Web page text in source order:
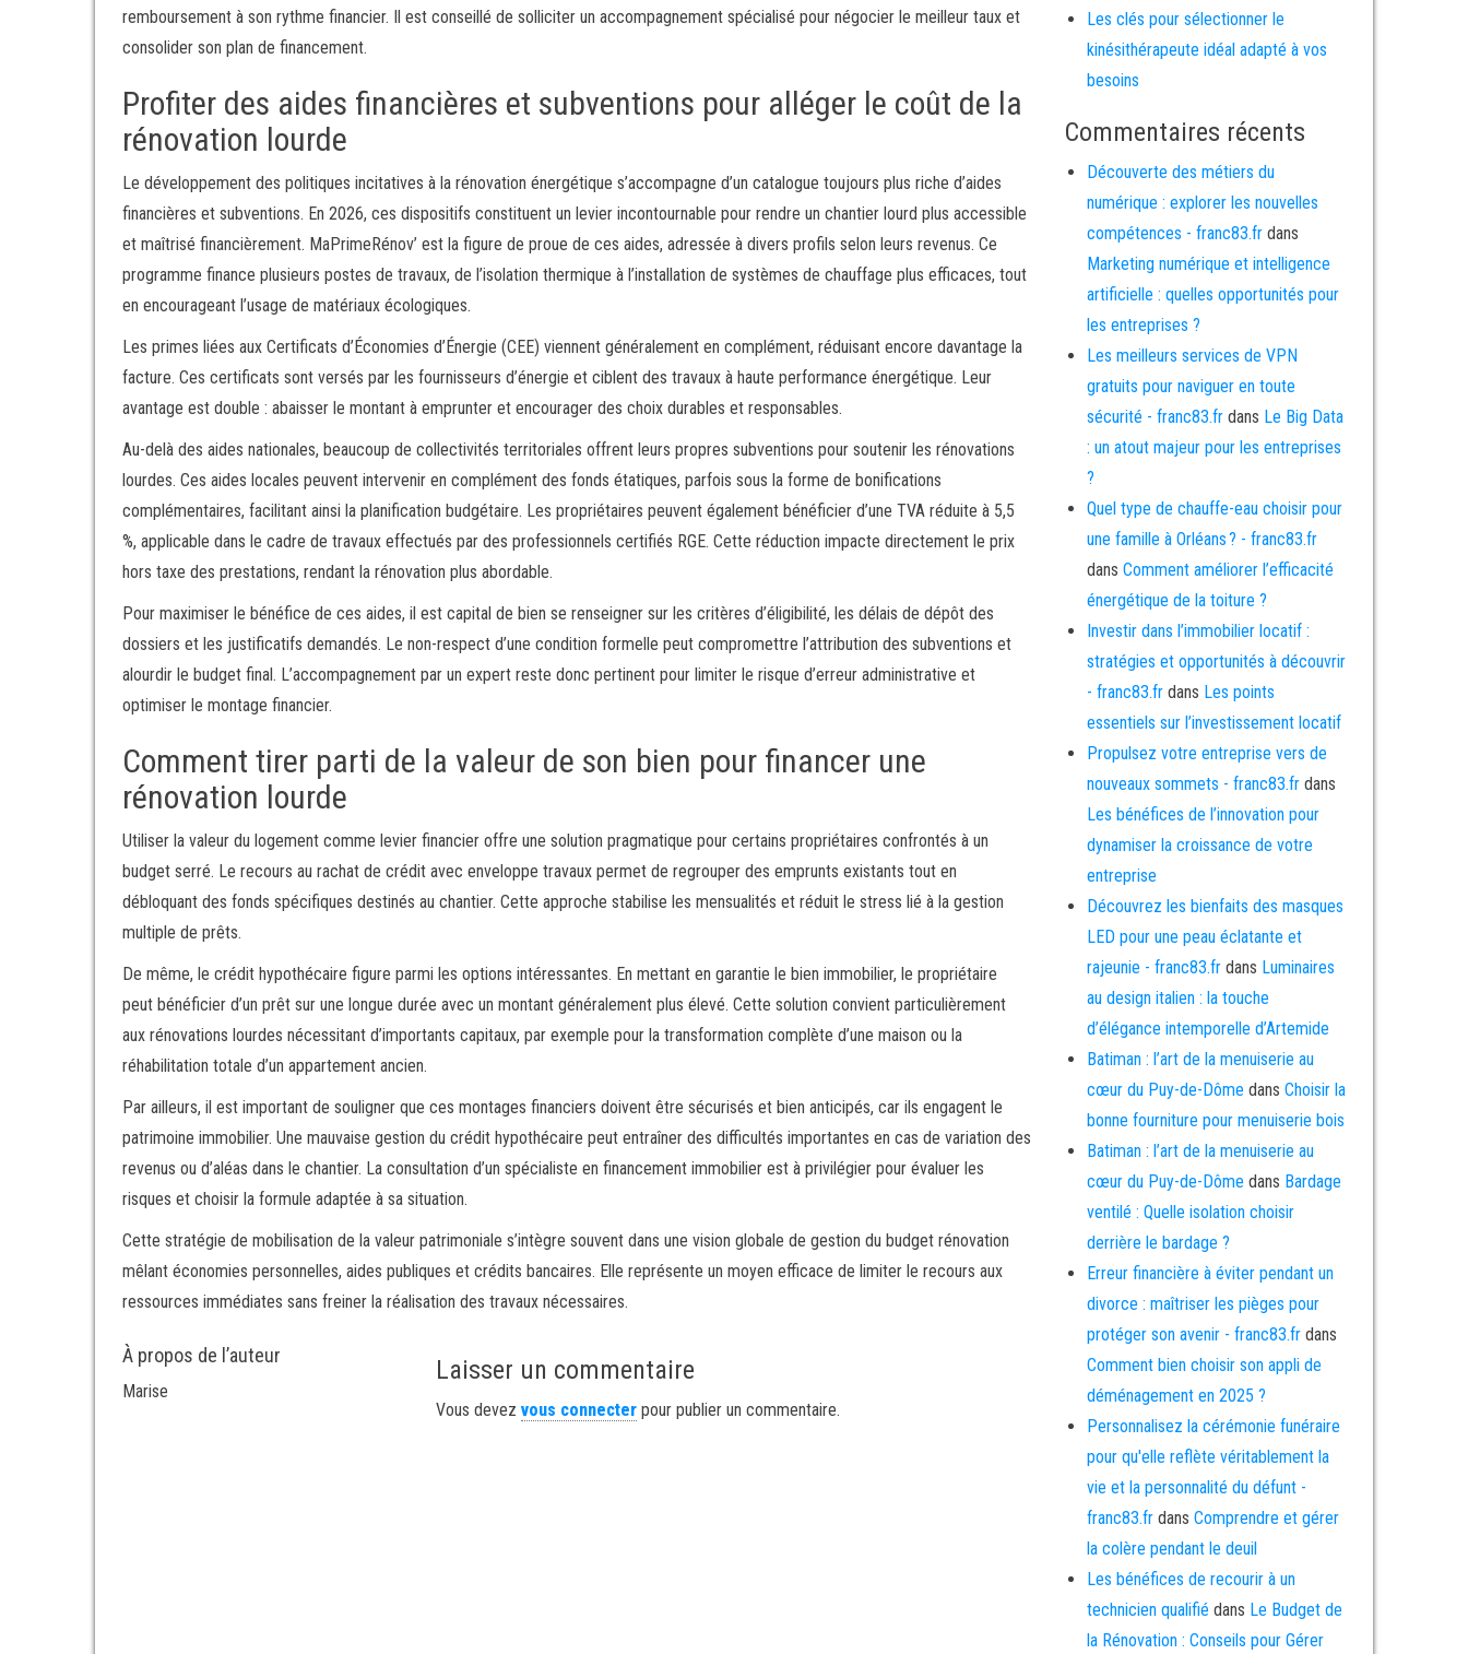
remboursement à son rythme financier. Il est conseillé de solliciter un accompagnement spécialisé pour négocier le meilleur taux et
consolider son plan de financement.
Profiter des aides financières et subventions pour alléger le coût de la
rénovation lourde
Le développement des politiques incitatives à la rénovation énergétique s’accompagne d’un catalogue toujours plus riche d’aides
financières et subventions. En 2026, ces dispositifs constituent un levier incontournable pour rendre un chantier lourd plus accessible
et maîtrisé financièrement. MaPrimeRénov’ est la figure de proue de ces aides, adressée à divers profils selon leurs revenus. Ce
programme finance plusieurs postes de travaux, de l’isolation thermique à l’installation de systèmes de chauffage plus efficaces, tout
en encourageant l’usage de matériaux écologiques.
Les primes liées aux Certificats d’Économies d’Énergie (CEE) viennent généralement en complément, réduisant encore davantage la
facture. Ces certificats sont versés par les fournisseurs d’énergie et ciblent des travaux à haute performance énergétique. Leur
avantage est double : abaisser le montant à emprunter et encourager des choix durables et responsables.
Au-delà des aides nationales, beaucoup de collectivités territoriales offrent leurs propres subventions pour soutenir les rénovations
lourdes. Ces aides locales peuvent intervenir en complément des fonds étatiques, parfois sous la forme de bonifications
complémentaires, facilitant ainsi la planification budgétaire. Les propriétaires peuvent également bénéficier d’une TVA réduite à 5,5
%, applicable dans le cadre de travaux effectués par des professionnels certifiés RGE. Cette réduction impacte directement le prix
hors taxe des prestations, rendant la rénovation plus abordable.
Pour maximiser le bénéfice de ces aides, il est capital de bien se renseigner sur les critères d’éligibilité, les délais de dépôt des
dossiers et les justificatifs demandés. Le non-respect d’une condition formelle peut compromettre l’attribution des subventions et
alourdir le budget final. L’accompagnement par un expert reste donc pertinent pour limiter le risque d’erreur administrative et
optimiser le montage financier.
Comment tirer parti de la valeur de son bien pour financer une
rénovation lourde
Utiliser la valeur du logement comme levier financier offre une solution pragmatique pour certains propriétaires confrontés à un
budget serré. Le recours au rachat de crédit avec enveloppe travaux permet de regrouper des emprunts existants tout en
débloquant des fonds spécifiques destinés au chantier. Cette approche stabilise les mensualités et réduit le stress lié à la gestion
multiple de prêts.
De même, le crédit hypothécaire figure parmi les options intéressantes. En mettant en garantie le bien immobilier, le propriétaire
peut bénéficier d’un prêt sur une longue durée avec un montant généralement plus élevé. Cette solution convient particulièrement
aux rénovations lourdes nécessitant d’importants capitaux, par exemple pour la transformation complète d’une maison ou la
réhabilitation totale d’un appartement ancien.
Par ailleurs, il est important de souligner que ces montages financiers doivent être sécurisés et bien anticipés, car ils engagent le
patrimoine immobilier. Une mauvaise gestion du crédit hypothécaire peut entraîner des difficultés importantes en cas de variation des
revenus ou d’aléas dans le chantier. La consultation d’un spécialiste en financement immobilier est à privilégier pour évaluer les
risques et choisir la formule adaptée à sa situation.
Cette stratégie de mobilisation de la valeur patrimoniale s’intègre souvent dans une vision globale de gestion du budget rénovation
mêlant économies personnelles, aides publiques et crédits bancaires. Elle représente un moyen efficace de limiter le recours aux
ressources immédiates sans freiner la réalisation des travaux nécessaires.
À propos de l’auteur
Marise
Laisser un commentaire
Vous devezvous connecter pour publier un commentaire.
Les clés pour sélectionner le
kinésithérapeute idéal adapté à vos
besoins
Commentaires récents
Découverte des métiers du
numérique : explorer les nouvelles
compétences - franc83.frdans
Marketing numérique et intelligence
artificielle : quelles opportunités pour
les entreprises ?
Les meilleurs services de VPN
gratuits pour naviguer en toute
sécurité - franc83.frdans Le Big Data
: un atout majeur pour les entreprises
?
Quel type de chauffe-eau choisir pour
une famille à Orléans ? - franc83.fr
dans Comment améliorer l’efficacité
énergétique de la toiture ?
Investir dans l’immobilier locatif :
stratégies et opportunités à découvrir
- franc83.frdans Les points
essentiels sur l’investissement locatif
Propulsez votre entreprise vers de
nouveaux sommets - franc83.frdans
Les bénéfices de l’innovation pour
dynamiser la croissance de votre
entreprise
Découvrez les bienfaits des masques
LED pour une peau éclatante et
rajeunie - franc83.frdans Luminaires
au design italien : la touche
d’élégance intemporelle d’Artemide
Batiman : l’art de la menuiserie au
cœur du Puy-de-Dôme dans Choisir la
bonne fourniture pour menuiserie bois
Batiman : l’art de la menuiserie au
cœur du Puy-de-Dôme dans Bardage
ventilé : Quelle isolation choisir
derrière le bardage ?
Erreur financière à éviter pendant un
divorce : maîtriser les pièges pour
protéger son avenir - franc83.frdans
Comment bien choisir son appli de
déménagement en 2025 ?
Personnalisez la cérémonie funéraire
pour qu'elle reflète véritablement la
vie et la personnalité du défunt -
franc83.frdans Comprendre et gérer
la colère pendant le deuil
Les bénéfices de recourir à un
technicien qualifié dans Le Budget de
la Rénovation : Conseils pour Gérer